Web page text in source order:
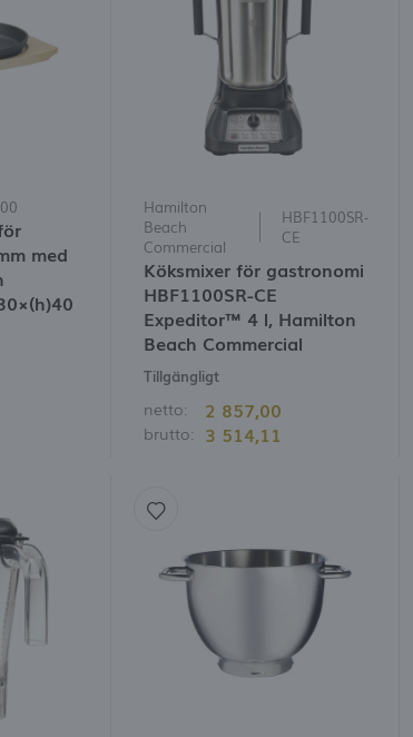
med
Hamilton
Beach
Commercial
HBF1100SR-
CE
Köksmixer för gastronomi
HBF1100SR-CE
Expeditor™ 4 l, Hamilton
Beach Commercial
Tillgängligt
netto: 2 857,00
brutto: 3 514,11